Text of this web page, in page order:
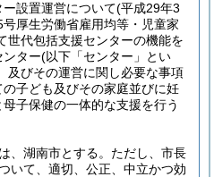
設置運営について(平成29年3
厚生労働省雇用均等・児童家
世代包括支援センターの機能を
ター(以下「センター」とい
及びその運営に関し必要な事項
子ども及びその家庭並びに妊
子保健の一体的な支援を行う
、湖南市とする。 ただし、市長
いて、適切、公正、中立かつ効